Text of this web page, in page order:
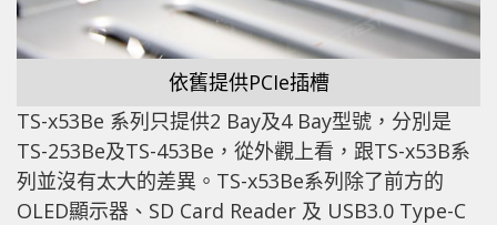
依舊提供PCIe插槽
TS-x53Be 系列只提供2 Bay及4 Bay型號，分別是
TS-253Be及TS-453Be，從外觀上看，跟TS-x53B系
列並沒有太大的差異。TS-x53Be系列除了前方的
OLED顯示器、SD Card Reader 及 USB3.0 Type-C